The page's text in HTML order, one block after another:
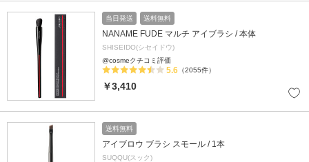
当日発送 送料無料
NANAME FUDE マルチ アイブラシ / 本体
SHISEIDO(シセイドウ)
@cosmeクチコミ評価
5.6 （2055件）
￥3,410
送料無料
アイブロウ ブラシ スモール / 1本
SUQQU(スック)